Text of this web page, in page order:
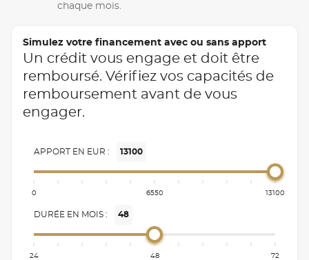
chaque mois.
Simulez votre financement avec ou sans apport
Un crédit vous engage et doit être
remboursé. Vérifiez vos capacités de
remboursement avant de vous
engager.
APPORT EN EUR : 13100
0 6550 13100
DURÉE EN MOIS : 48
24 48 72